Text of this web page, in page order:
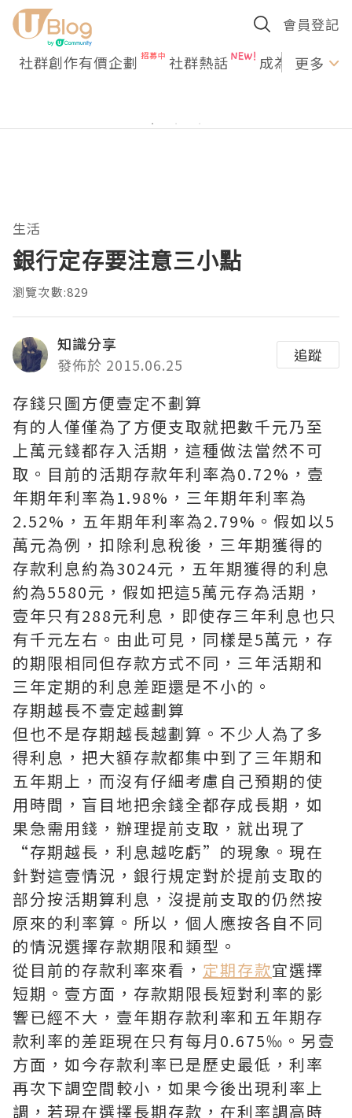
會員登記
社群創作有價企劃 社群熱話 成為U更多
生活
銀行定存要注意三小點
瀏覽次數:829
知識分享
發佈於 2015.06.25
追蹤
存錢只圖方便壹定不劃算
有的人僅僅為了方便支取就把數千元乃至
上萬元錢都存入活期，這種做法當然不可
取。目前的活期存款年利率為0.72%，壹
年期年利率為1.98%，三年期年利率為
2.52%，五年期年利率為2.79%。假如以5
萬元為例，扣除利息稅後，三年期獲得的
存款利息約為3024元，五年期獲得的利息
約為5580元，假如把這5萬元存為活期，
壹年只有288元利息，即使存三年利息也只
有千元左右。由此可見，同樣是5萬元，存
的期限相同但存款方式不同，三年活期和
三年定期的利息差距還是不小的。
存期越長不壹定越劃算
但也不是存期越長越劃算。不少人為了多
得利息，把大額存款都集中到了三年期和
五年期上，而沒有仔細考慮自己預期的使
用時間，盲目地把余錢全都存成長期，如
果急需用錢，辦理提前支取，就出現了
“存期越長，利息越吃虧”的現象。現在
針對這壹情況，銀行規定對於提前支取的
部分按活期算利息，沒提前支取的仍然按
原來的利率算。所以，個人應按各自不同
的情況選擇存款期限和類型。
從目前的存款利率來看， 定期存款宜選擇
短期。壹方面，存款期限長短對利率的影
響已經不大，壹年期存款利率和五年期存
款利率的差距現在只有每月0.675‰。另壹
方面，如今存款利率已是歷史最低，利率
再次下調空間較小，如果今後出現利率上
調，若現在選擇長期存款，在利率調高時